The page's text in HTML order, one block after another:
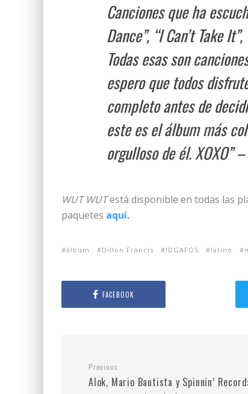
Canciones que ha
Dance”, “I Can’t Take
Todas esas son
espero que todos
completo antes de
este es el álbum más
orgulloso de él. XOXO”
WUT WUTestá disponible en todas las
paquetes aquí.
álbum Dillon Francis IDGAFOS latino
FACEBOOK
Previous
Alok, Mario Bautista y Spinnin’